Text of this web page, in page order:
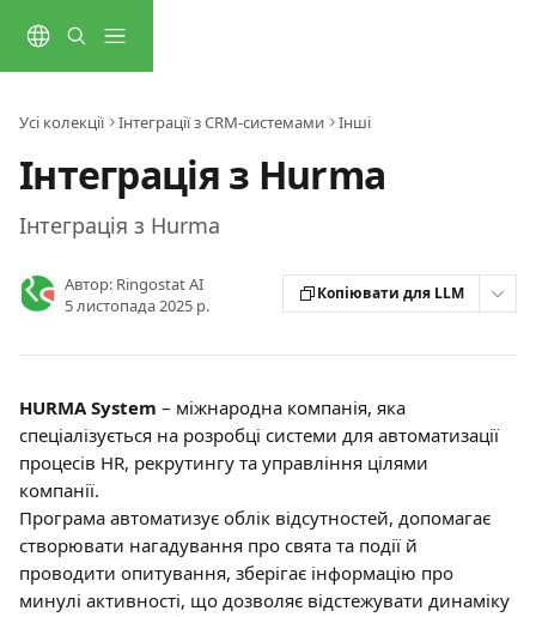
Усі колекції Інтеграції з CRM-системами Інші
Інтеграція з Hurma
Інтеграція з Hurma
Автор: Ringostat AI
5 листопада 2025 р.
Копіювати для LLM
HURMA System – міжнародна компанія, яка
спеціалізується на розробці системи для автоматизації
процесів HR, рекрутингу та управління цілями
компанії.
Програма автоматизує облік відсутностей, допомагає
створювати нагадування про свята та події й
проводити опитування, зберігає інформацію про
минулі активності, що дозволяє відстежувати динаміку